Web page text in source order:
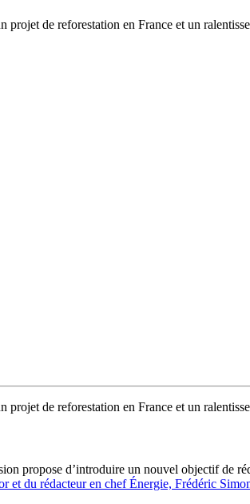
projet de reforestation en France et un
projet de reforestation en France et un
propose d’introduire un nouvel objectif de
et du rédacteur en chef Énergie, Frédéric